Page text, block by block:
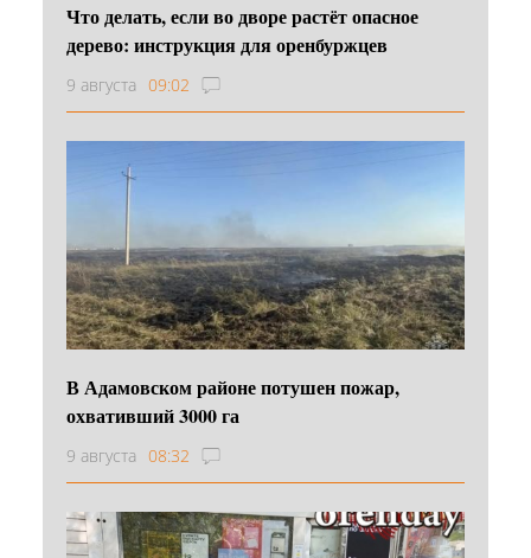
Что делать, если во дворе растёт опасное
дерево: инструкция для оренбуржцев
9 августа 09:02
В Адамовском районе потушен пожар,
охвативший 3000 га
9 августа 08:32